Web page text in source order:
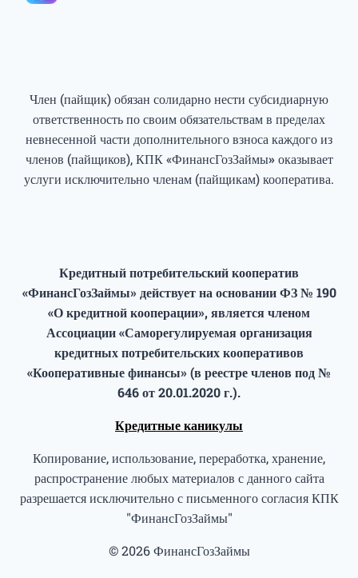
Член (пайщик) обязан солидарно нести субсидиарную
ответственность по своим обязательствам в пределах
невнесенной части дополнительного взноса каждого из
членов (пайщиков), КПК «ФинансГозЗаймы»оказывает
услуги исключительно членам (пайщикам) кооператива.
Кредитный потребительский кооператив
«ФинансГозЗаймы» действует на основании ФЗ № 190
«О кредитной кооперации», является членом
Ассоциации «Саморегулируемая организация
кредитных потребительских кооперативов
«Кооперативные финансы» (в реестре членов под №
646 от 20.01.2020 г.).
Кредитные каникулы
Копирование, использование, переработка, хранение,
распространение любых материалов с данного сайта
разрешается исключительно с письменного согласия КПК
"ФинансГозЗаймы"
© 2026 ФинансГозЗаймы